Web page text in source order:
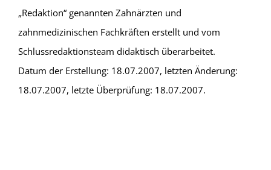
„Redaktion“ genannten Zahnärzten und
zahnmedizinischen Fachkräften erstellt und vom
Schlussredaktionsteam didaktisch überarbeitet.
Datum der Erstellung: 18.07.2007, letzten Änderung:
18.07.2007, letzte Überprüfung: 18.07.2007.